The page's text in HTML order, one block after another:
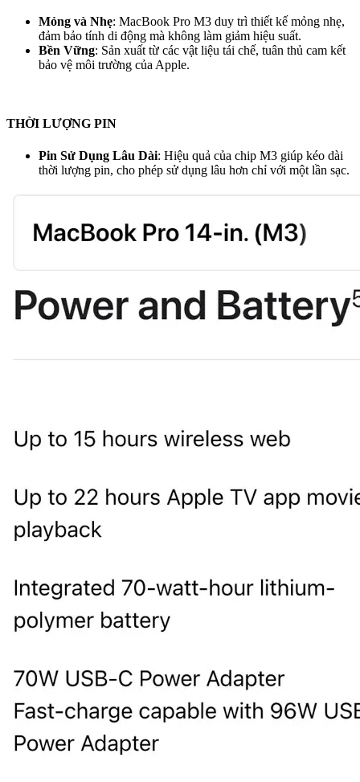
Mỏng và Nhẹ: MacBook Pro M3 duy trì thiết kế mỏng nhẹ,
đảm bảo tính di động mà không làm giảm hiệu suất.
Bền Vững: Sản xuất từ các vật liệu tái chế, tuân thủ cam kết
bảo vệ môi trường của Apple.
THỜI LƯỢNG PIN
Pin Sử Dụng Lâu Dài: Hiệu quả của chip M3 giúp kéo dài
thời lượng pin, cho phép sử dụng lâu hơn chỉ với một lần sạc.